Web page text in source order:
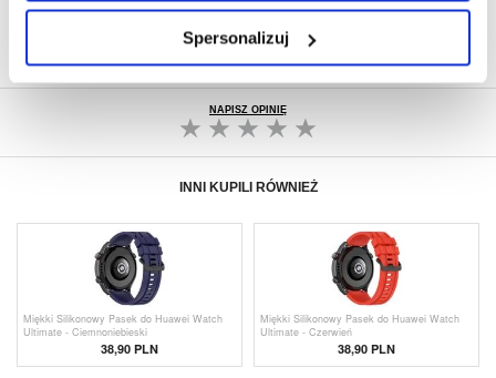
Spersonalizuj
30-DNIOWA POLITYKA ZWROTU
PONAD 8 000 000 ZADOWOLONYCH
NAPISZ OPINIĘ
INNI KUPILI RÓWNIEŻ
Miękki Silikonowy Pasek do Huawei Watch
Ultimate - Ciemnoniebieski
38,90 PLN
Miękki Silikonowy Pasek do Huawei Watch
Ultimate - Czerwień
38,90 PLN